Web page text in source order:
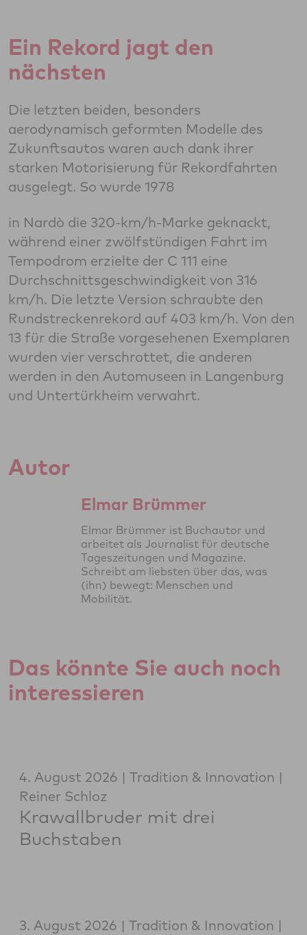
Ein Rekord jagt den
nächsten
Die letzten beiden, besonders
aerodynamisch geformten Modelle des
Zukunftsautos waren auch dank ihrer
starken Motorisierung für Rekordfahrten
ausgelegt. So wurde 1978
in Nardò die 320-km/h-Marke geknackt,
während einer zwölfstündigen Fahrt im
Tempodrom erzielte der C 111 eine
Durchschnittsgeschwindigkeit von 316
km/h. Die letzte Version schraubte den
Rundstreckenrekord auf 403 km/h. Von den
13 für die Straße vorgesehenen Exemplaren
wurden vier verschrottet, die anderen
werden in den Automuseen in Langenburg
und Untertürkheim verwahrt.
Autor
Elmar Brümmer
Elmar Brümmer ist Buchautor und
arbeitet als Journalist für deutsche
Tageszeitungen und Magazine.
Schreibt am liebsten über das, was
(ihn) bewegt: Menschen und
Mobilität.
Das könnte Sie auch noch
interessieren
4. August 2026
Tradition & Innovation
Reiner Schloz
Krawallbruder mit drei
Buchstaben
3. August 2026
Tradition & Innovation